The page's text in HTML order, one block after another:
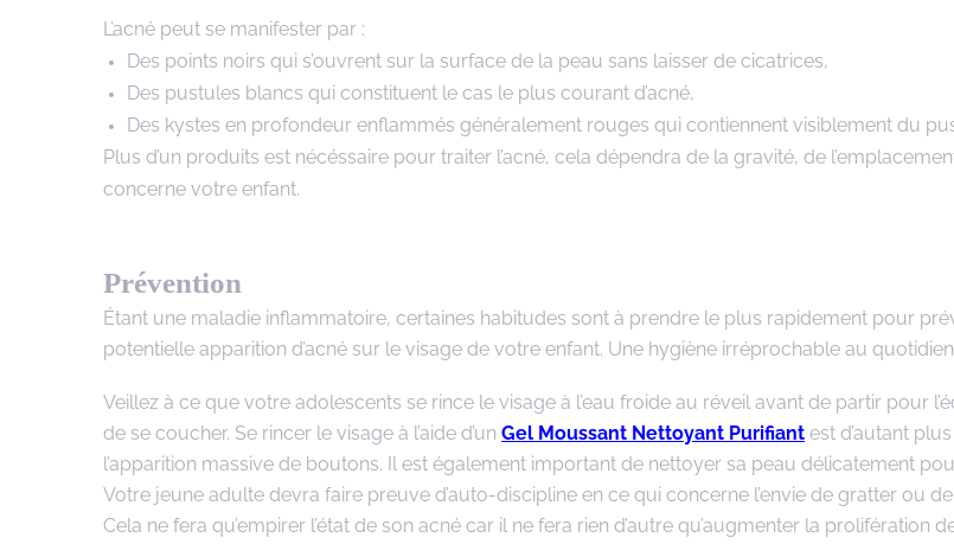
L’acné peut se manifester par :
Des points noirs qui s’ouvrent sur la surface de la peau sans laisser de cicatrices,
Des pustules blancs qui constituent le cas le plus courant d’acné,
Des kystes en profondeur enflammés généralement rouges qui contiennent visiblement du
Plus d’un produits est nécéssaire pour traiter l’acné, cela dépendra de la gravité, de
concerne votre enfant.
Prévention
Étant une maladie inflammatoire, certaines habitudes sont à prendre le plus rapidement pour
potentielle apparition d’acné sur le visage de votre enfant. Une hygiène irréprochable au
Veillez à ce que votre adolescents se rince le visage à l’eau froide au réveil avant de partir pour
de se coucher. Se rincer le visage à l’aide d’un Gel Moussant Nettoyant Purifiant est d’autant
l’apparition massive de boutons. Il est également important de nettoyer sa peau délicatement
Votre jeune adulte devra faire preuve d’auto-discipline en ce qui concerne l’envie de gratter ou
Cela ne fera qu’empirer l’état de son acné car il ne fera rien d’autre qu’augmenter la prolifération